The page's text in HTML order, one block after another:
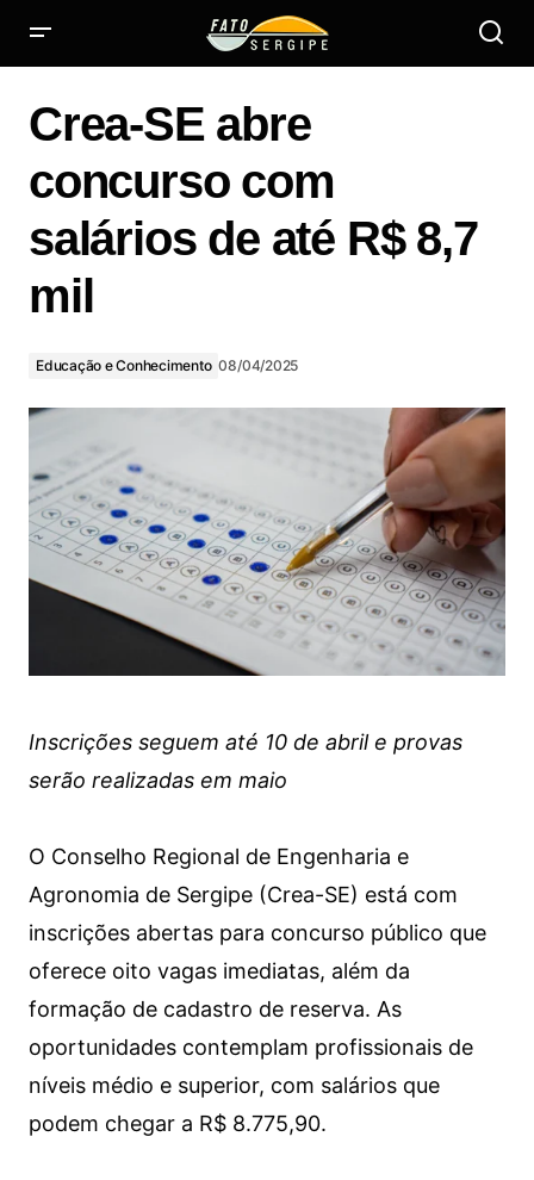
Crea-SE abre
concurso com
salários de até R$ 8,7
mil
Educação e Conhecimento 08/04/2025
Inscrições seguem até 10 de abril e provas
serão realizadas em maio
O Conselho Regional de Engenharia e
Agronomia de Sergipe (Crea-SE) está com
inscrições abertas para concurso público que
oferece oito vagas imediatas, além da
formação de cadastro de reserva. As
oportunidades contemplam profissionais de
níveis médio e superior, com salários que
podem chegar a R$ 8.775,90.